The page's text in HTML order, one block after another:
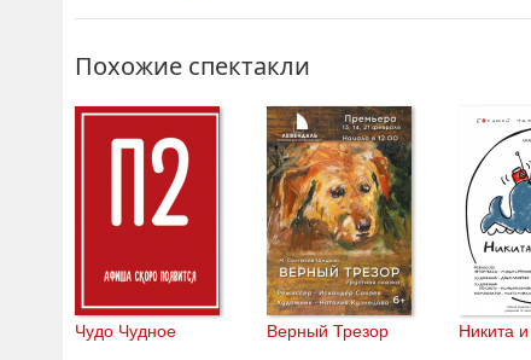
Похожие спектакли
Чудо Чудное Верный Трезор Никита и